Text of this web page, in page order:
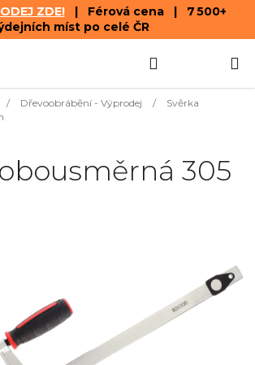
ZDE!| Férová cena | 7 500+
míst po celé ČR
KOŠÍK
/ Dřevoobrábění - Výprodej /
Svěrka
305